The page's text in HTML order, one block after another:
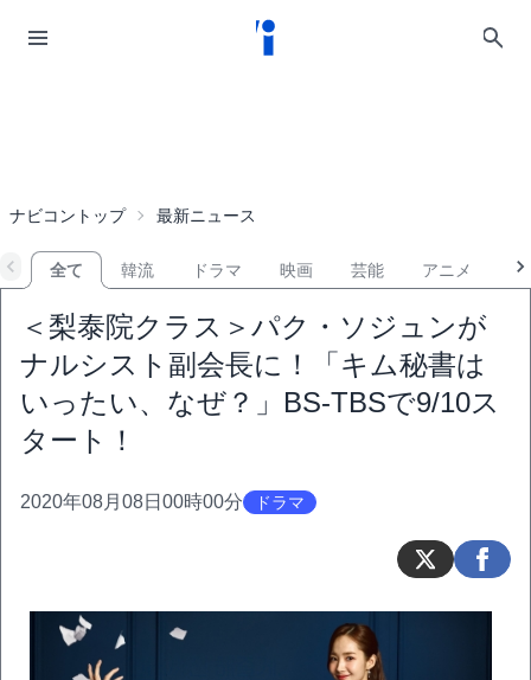
ナビコントップ 最新ニュース
全て 韓流 ドラマ 映画 芸能 アニメ
＜梨泰院クラス＞パク・ソジュンが
ナルシスト副会長に！「キム秘書は
いったい、なぜ？」BS-TBSで9/10ス
タート！
2020年08月08日00時00分 ドラマ